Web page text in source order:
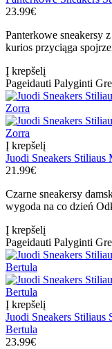
23.99€
Panterkowe sneakersy
kurios przyciąga
Į krepšelį
Pageidauti Palyginti
Į krepšelį
Juodi Sneakers
21.99€
Czarne sneakersy
wygoda na co dzień
Į krepšelį
Pageidauti Palyginti
Į krepšelį
Juodi Sneakers
Bertula
23.99€